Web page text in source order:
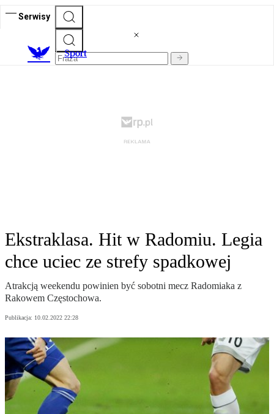
Serwisy
Sport
Ekstraklasa. Hit w Radomiu. Legia
chce uciec ze strefy spadkowej
Atrakcją weekendu powinien być sobotni mecz Radomiaka z
Rakowem Częstochowa.
Publikacja: 10.02.2022 22:28